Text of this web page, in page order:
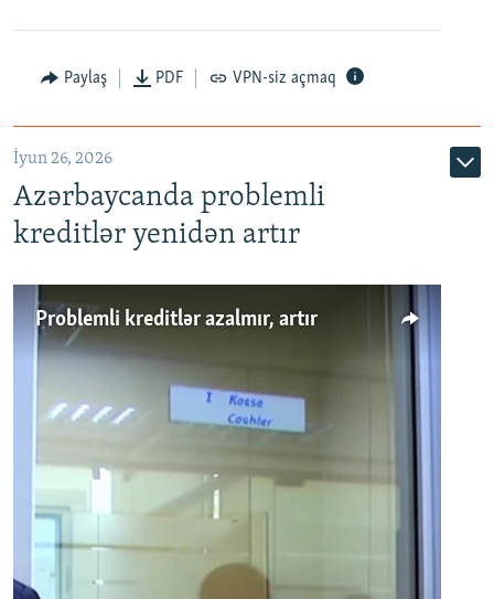
Auto 240p 360p 480p
720p 1080p
Paylaş PDF VPN-siz açmaq
İyun 26, 2026
Azərbaycanda problemli
kreditlər yenidən artır
Problemli kreditlər azalmır, artır